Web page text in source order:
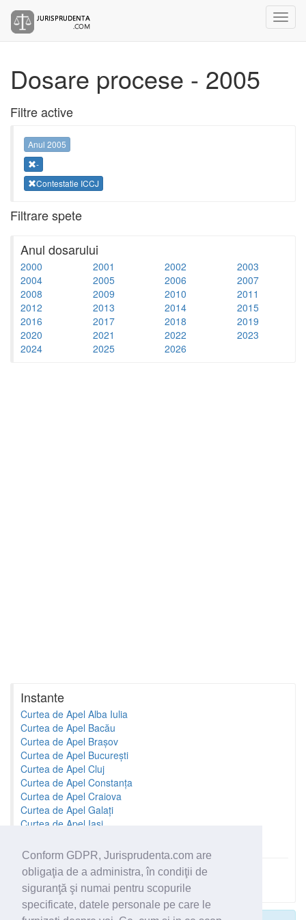
Conform GDPR, Jurisprudenta.com are
obligaţia de a administra, în condiţii de
siguranţă şi numai pentru scopurile
specificate, datele personale pe care le
Dosare procese - 2005
Filtre active
Anul 2005
-
Contestatie ICCJ
Filtrare spete
Anul dosarului
2000 2001 2002
2003
2004
2005 2006
2007
2008
2009 2010
2011
2012
2013 2014
2015
2016
2017 2018
2019
2020
2021 2022
2023
2024
2025 2026
Instante
Curtea de Apel Alba Iulia
Curtea de Apel Bacău
Curtea de Apel Brașov
Curtea de Apel București
Curtea de Apel Cluj
Curtea de Apel Constanța
Curtea de Apel Craiova
Curtea de Apel Galați
Curtea de Apel Iași
Toate instantele